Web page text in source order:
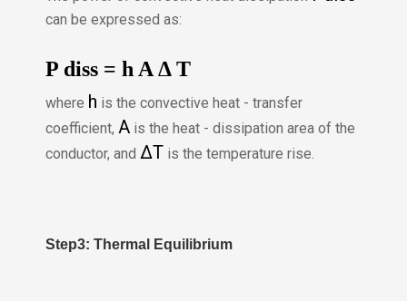
can be expressed as:
P diss = hA Δ T
where h is the convective heat - transfer
coefficient, A is the heat - dissipation area of the
conductor, and ΔT is the temperature rise.
Step3: Thermal Equilibrium